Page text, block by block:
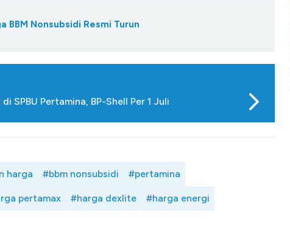
BBM Nonsubsidi Resmi Turun
SPBU Pertamina, BP-Shell Per 1 Juli
harga #bbm nonsubsidi #pertamina
pertamax #harga dexlite #harga energi